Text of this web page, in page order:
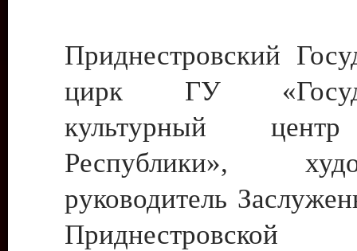
Приднестровский
цирк ГУ
культурный
Республики»,
руководитель
Приднестровской